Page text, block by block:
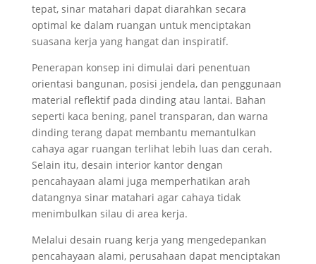
tepat, sinar matahari dapat diarahkan secara
optimal ke dalam ruangan untuk menciptakan
suasana kerja yang hangat dan inspiratif.
Penerapan konsep ini dimulai dari penentuan
orientasi bangunan, posisi jendela, dan penggunaan
material reflektif pada dinding atau lantai. Bahan
seperti kaca bening, panel transparan, dan warna
dinding terang dapat membantu memantulkan
cahaya agar ruangan terlihat lebih luas dan cerah.
Selain itu, desain interior kantor dengan
pencahayaan alami juga memperhatikan arah
datangnya sinar matahari agar cahaya tidak
menimbulkan silau di area kerja.
Melalui desain ruang kerja yang mengedepankan
pencahayaan alami, perusahaan dapat menciptakan